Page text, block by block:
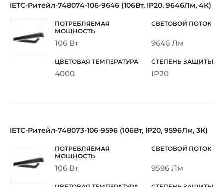
IETC-Ритейл-748074-106-9646 (106Вт, IP20, 9646Лм, 4К)
106 Вт 9646 Лм
4000 IP20
IETC-Ритейл-748073-106-9596 (106Вт, IP20, 9596Лм, 3К)
106 Вт 9596 Лм